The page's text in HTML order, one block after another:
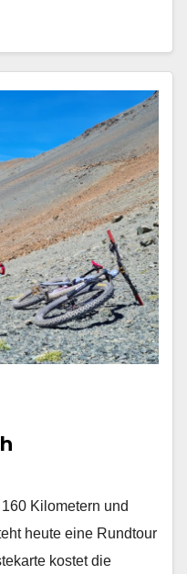
Kilometern und
heute eine Rundtour
kostet die